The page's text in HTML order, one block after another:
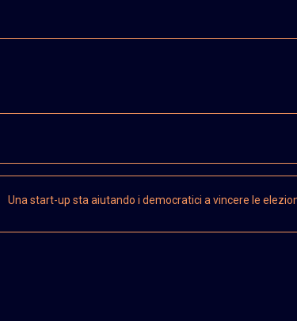
Una start-up sta aiutando i democratici a vincere le